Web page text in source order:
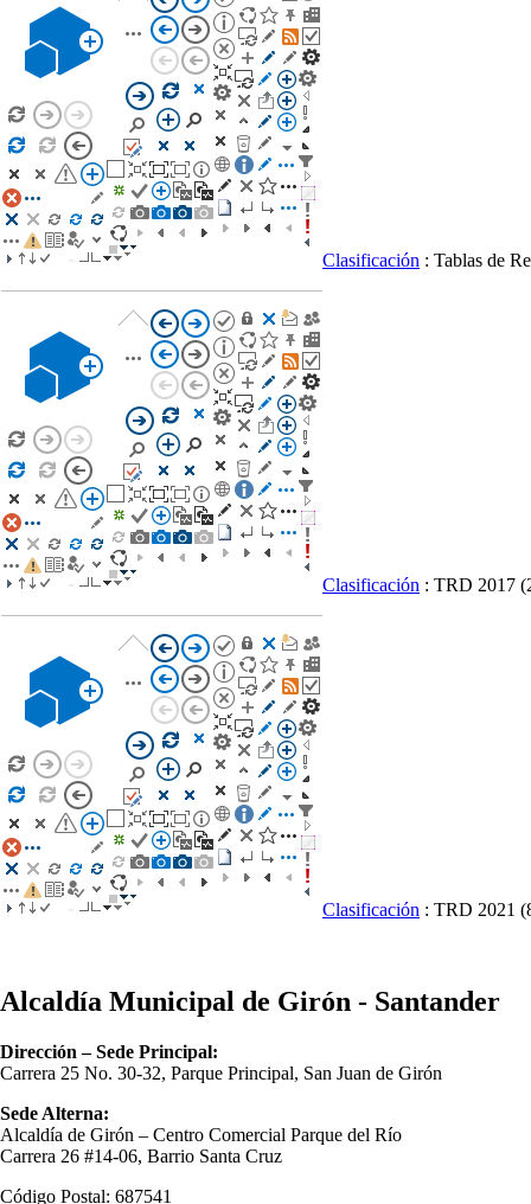
Clasificación : Tablas de
Clasificación : TRD 2017
Clasificación : TRD 2021
Alcaldía Municipal de Girón - Santander
Dirección – Sede Principal:
Carrera 25 No. 30-32, Parque Principal, San Juan de Girón
Sede Alterna:
Alcaldía de Girón – Centro Comercial Parque del Río
Carrera 26 #14-06, Barrio Santa Cruz
Código Postal: 687541